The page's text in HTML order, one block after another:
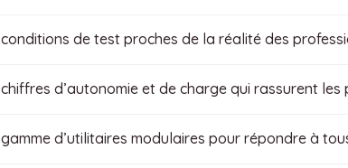
de test proches de la réalité des
d’autonomie et de charge qui rassurent les
d’utilitaires modulaires pour répondre à